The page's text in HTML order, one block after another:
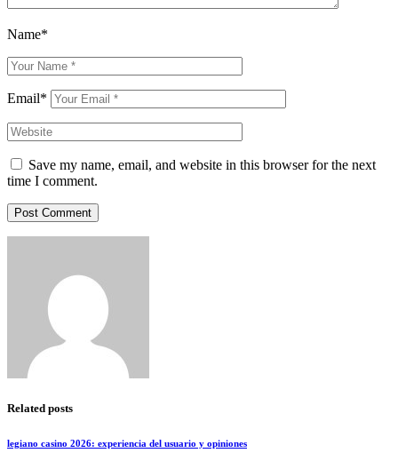
Name*
Email*
Save my name, email, and website in this browser for the next
time I comment.
Post Comment
Related posts
legiano casino 2026: experiencia del usuario y opiniones